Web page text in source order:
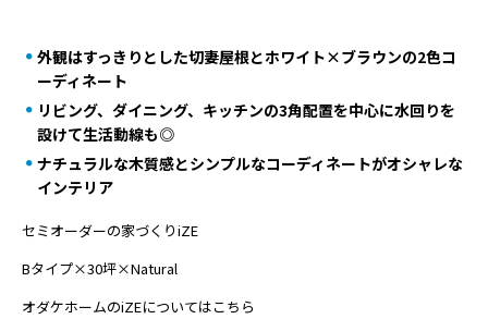
外観はすっきりとした切妻屋根とホワイト×ブラウンの2色コ
ーディネート
リビング、ダイニング、キッチンの3角配置を中心に水回りを
設けて生活動線も◎
ナチュラルな木質感とシンプルなコーディネートがオシャレな
インテリア
セミオーダーの家づくりiZE
Bタイプ×30坪×Natural
オダケホームのiZEについてはこちら